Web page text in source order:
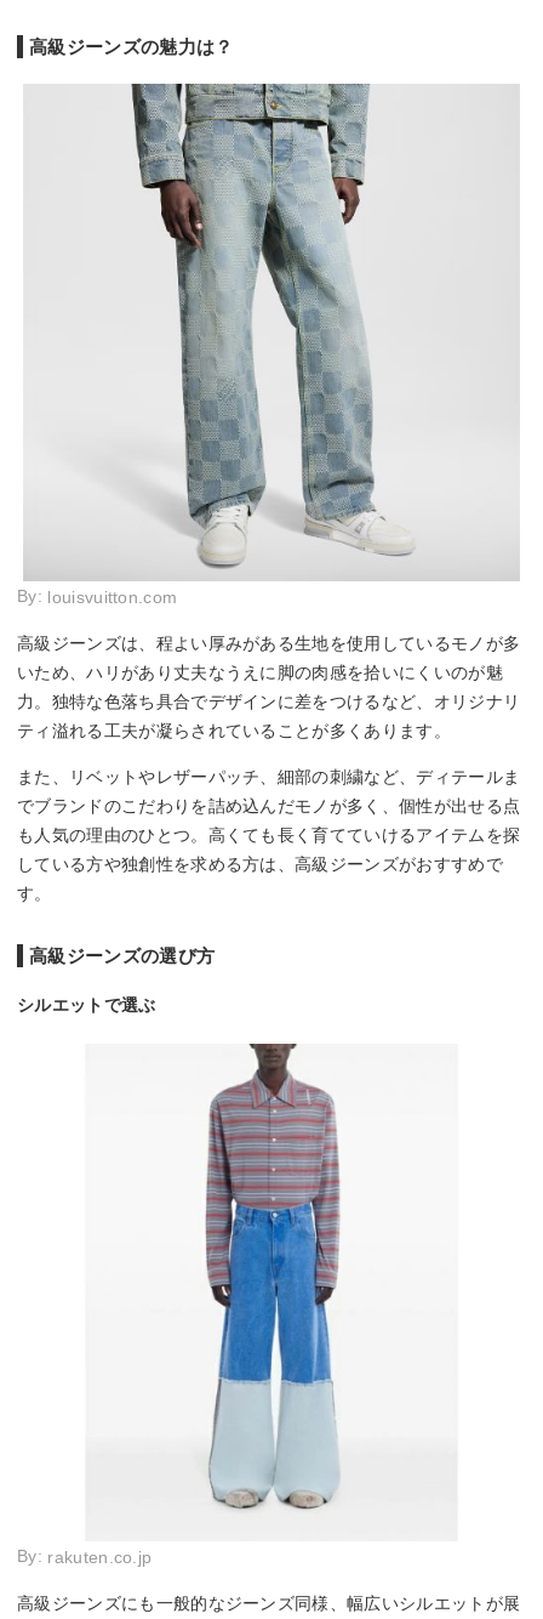
高級ジーンズの魅力は？
By: louisvuitton.com
高級ジーンズは、程よい厚みがある生地を使用しているモノが多
いため、ハリがあり丈夫なうえに脚の肉感を拾いにくいのが魅
力。独特な色落ち具合でデザインに差をつけるなど、オリジナリ
ティ溢れる工夫が凝らされていることが多くあります。
また、リベットやレザーパッチ、細部の刺繍など、ディテールま
でブランドのこだわりを詰め込んだモノが多く、個性が出せる点
も人気の理由のひとつ。高くても長く育てていけるアイテムを探
している方や独創性を求める方は、高級ジーンズがおすすめで
す。
高級ジーンズの選び方
シルエットで選ぶ
By: rakuten.co.jp
高級ジーンズにも一般的なジーンズ同様、幅広いシルエットが展